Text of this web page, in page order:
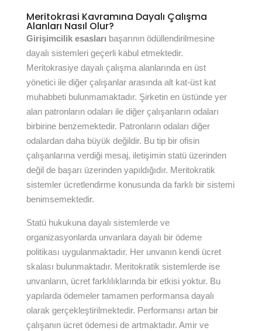
Meritokrasi Kavramına Dayalı Çalışma
Alanları Nasıl Olur?
Girişimcilik esasları başarının ödüllendirilmesine
dayalı sistemleri geçerli kabul etmektedir.
Meritokrasiye dayalı çalışma alanlarında en üst
yönetici ile diğer çalışanlar arasında alt kat-üst kat
muhabbeti bulunmamaktadır. Şirketin en üstünde yer
alan patronların odaları ile diğer çalışanların odaları
birbirine benzemektedir. Patronların odaları diğer
odalardan daha büyük değildir. Bu tip bir ofisin
çalışanlarına verdiği mesaj, iletişimin statü üzerinden
değil de başarı üzerinden yapıldığıdır. Meritokratik
sistemler ücretlendirme konusunda da farklı bir sistemi
benimsemektedir.
Statü hukukuna dayalı sistemlerde ve
organizasyonlarda unvanlara dayalı bir ödeme
politikası uygulanmaktadır. Her unvanın kendi ücret
skalası bulunmaktadır. Meritokratik sistemlerde ise
unvanların, ücret farklılıklarında bir etkisi yoktur. Bu
yapılarda ödemeler tamamen performansa dayalı
olarak gerçekleştirilmektedir. Performansı artan bir
çalışanın ücret ödemesi de artmaktadır. Amir ve